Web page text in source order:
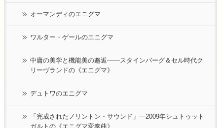
オーマンディのエニグマ
ワルター・ゲールのエニグマ
中庸の美学と機能美の邂逅――スタインバーグ＆セル時代ク
リーヴランドの《エニグマ》
デュトワのエニグマ
「完成されたノリントン・サウンド」―2009年シュトゥット
ガルトの《エニグマ変奏曲》